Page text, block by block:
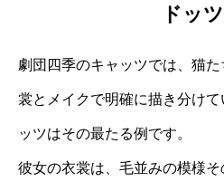
ドッ
劇団四季のキャッツでは、猫
裳とメイクで明確に描き分け
ッツはその最たる例です。
彼女の衣裳は、毛並みの模様